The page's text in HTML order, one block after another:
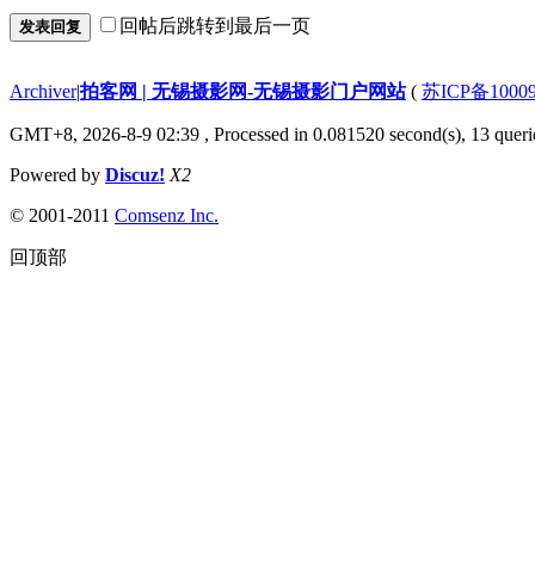
发表回复 回帖后跳转到最后一页
Archiver|拍客网 | 无锡摄影网-无锡摄影门户网站( 苏ICP备
GMT+8, 2026-8-9 02:39 , Processed in 0.081520 second(s), 13
Powered by Discuz! X2
© 2001-2011 Comsenz Inc.
回顶部